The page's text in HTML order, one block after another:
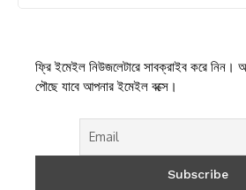
ফ্রি ইমেইল নিউজলেটারে সাবক্রাইব করে নিন।
পৌছে যাবে আপনার ইমেইল বক্সে।